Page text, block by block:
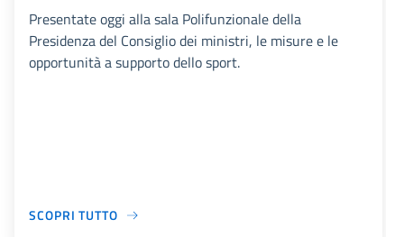
Presentate oggi alla sala Polifunzionale della
Presidenza del Consiglio dei ministri, le misure e le
opportunità a supporto dello sport.
SCOPRI TUTTO